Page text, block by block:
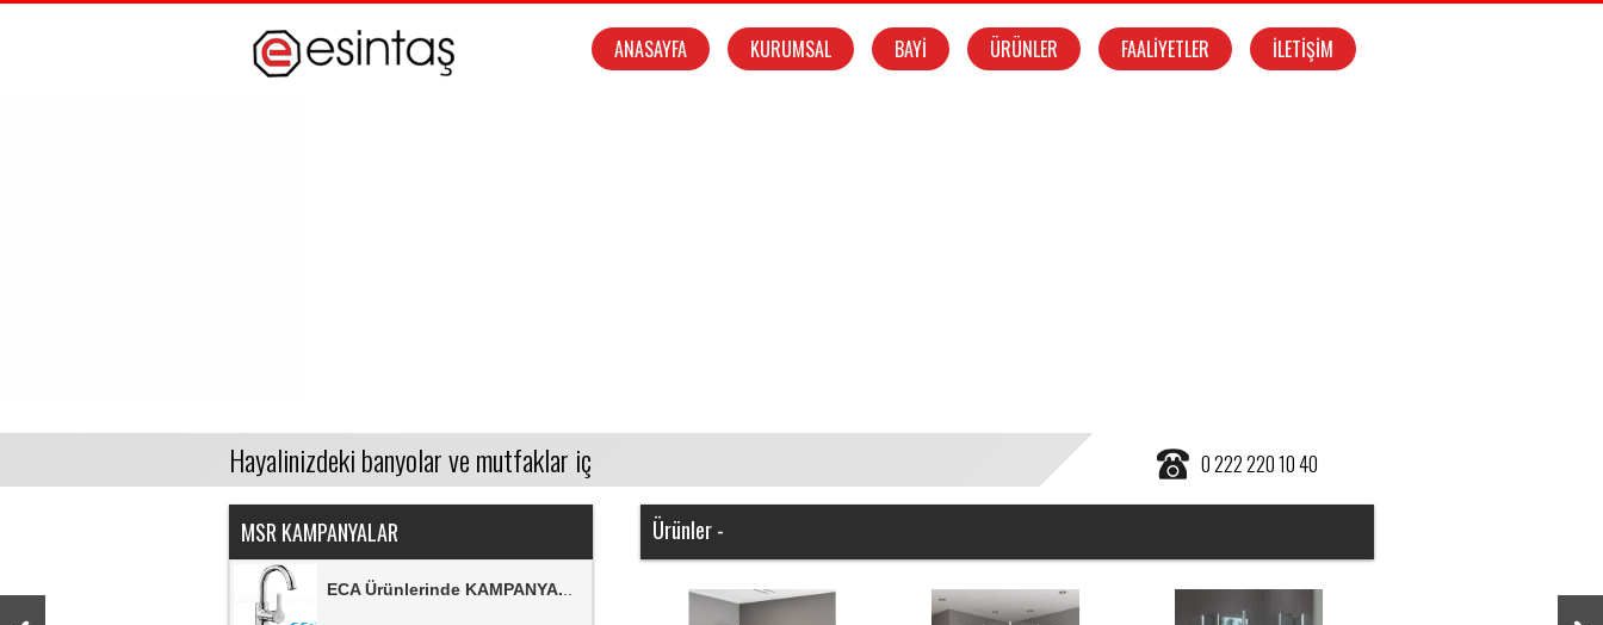
ANASAYFA KURUMSAL BAYİ ÜRÜNLER FAALİYETLER İLETİŞİM
MSR KAMPANYALAR
ECA Ürünlerinde KAMPANYA...
MSR Küvet ve Duş Tekneleri
Ürünler -